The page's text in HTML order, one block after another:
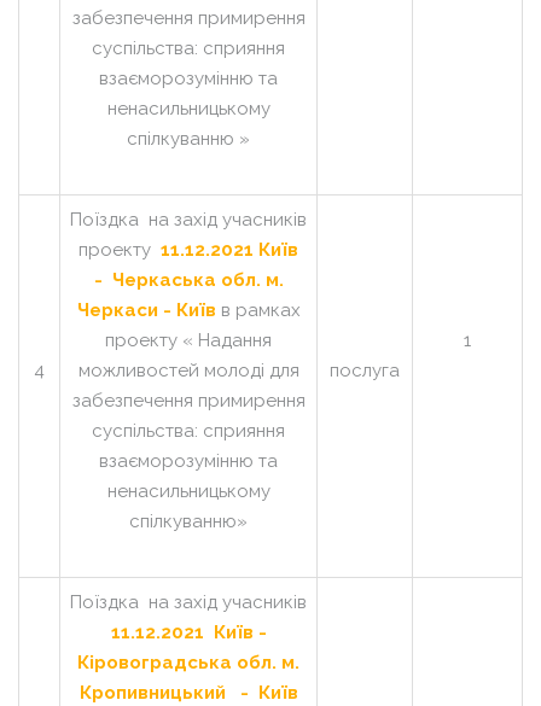
забезпечення примирення
суспільства: сприяння
взаєморозумінню та
ненасильницькому
спілкуванню »
4
Поїздка на захід учасників
проекту 11.12.2021 Київ
- Черкаська обл. м.
Черкаси - Київ в рамках
проекту « Надання
можливостей молоді для
забезпечення примирення
суспільства: сприяння
взаєморозумінню та
ненасильницькому
спілкуванню»
послуга
1
Поїздка на захід учасників
11.12.2021 Київ -
Кіровоградська обл. м.
Кропивницький - Київ